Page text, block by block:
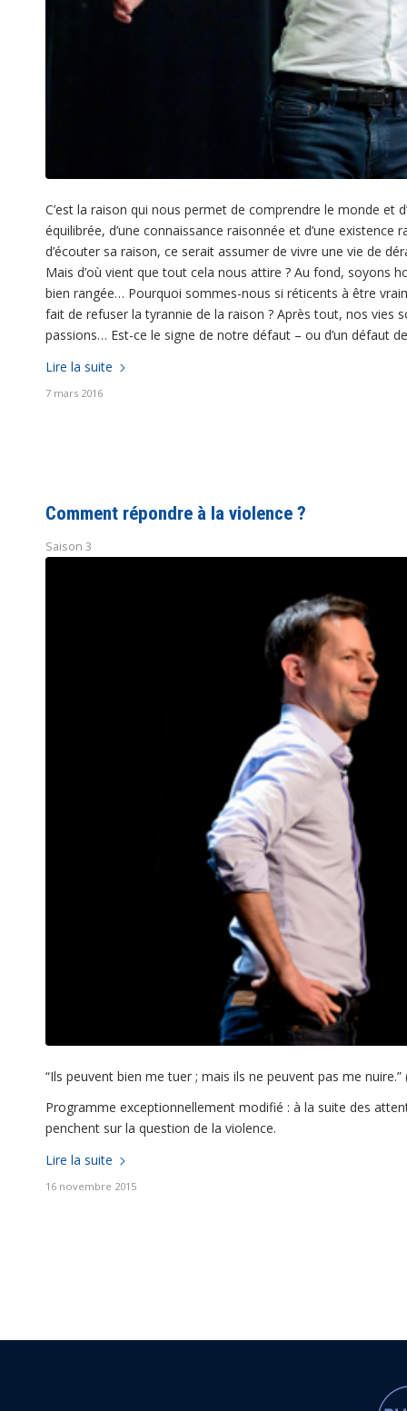
C’est la raison qui nous permet de comprendre le monde et
équilibrée, d’une connaissance raisonnée et d’une
d’écouter sa raison, ce serait assumer de vivre une vie de
Mais d’où vient que tout cela nous attire ? Au fond, soyons
bien rangée… Pourquoi sommes-nous si réticents à être
fait de refuser la tyrannie de la raison ? Après tout, nos vies
passions… Est-ce le signe de notre défaut – ou d’un défaut
Lire la suite
7 mars 2016
Comment répondre à la violence ?
Saison 3
“Ils peuvent bien me tuer ; mais ils ne peuvent pas me
Programme exceptionnellement modifié : à la suite des
penchent sur la question de la violence.
Lire la suite
16 novembre 2015